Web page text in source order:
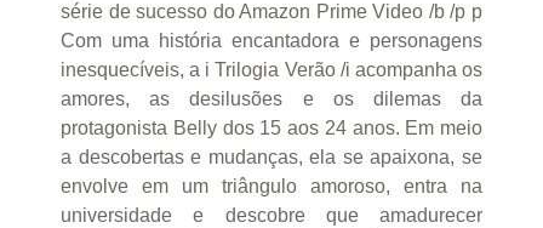
série de sucesso do Amazon Prime Video /b /p p
Com uma história encantadora e personagens
inesquecíveis, a i Trilogia Verão /i acompanha os
amores, as desilusões e os dilemas da
protagonista Belly dos 15 aos 24 anos. Em meio
a descobertas e mudanças, ela se apaixona, se
envolve em um triângulo amoroso, entra na
universidade e descobre que amadurecer